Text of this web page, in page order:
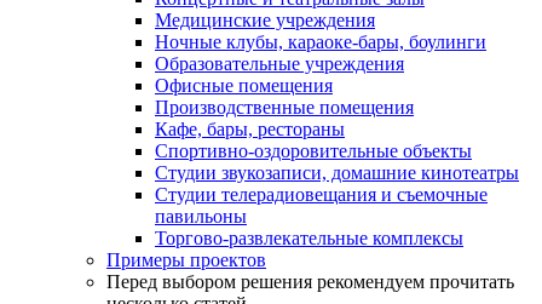
Медицинские учреждения
Ночные клубы, караоке-бары, боулинги
Образовательные учреждения
Офисные помещения
Производственные помещения
Кафе, бары, рестораны
Спортивно-оздоровительные объекты
Студии звукозаписи, домашние кинотеатры
Студии телерадиовещания и съемочные
павильоны
Торгово-развлекательные комплексы
Примеры проектов
Перед выбором решения рекомендуем прочитать